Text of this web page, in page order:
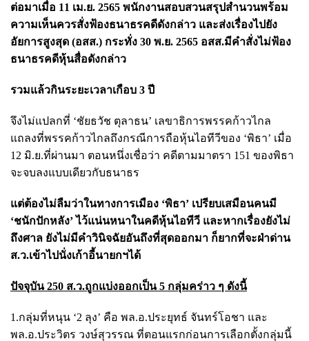
ต่อมาเมื่อ 11 เม.ย. 2565 พนักงานสอบสวนสรุปสำนวนพร้อม
ความเห็นควรสั่งฟ้องธนาธรคดีดังกล่าว และส่งเรื่องไปยัง
อัยการสูงสุด (อสส.) กระทั่ง 30 พ.ย. 2565 อสส.มีคำสั่งไม่ฟ้อง
ธนาธรคดีหุ้นสื่อดังกล่าว
รวมแล้วกินระยะเวลาเกือบ 3 ปี
จึงไม่แปลกที่ ‘ชัยธวัช ตุลาธน’ เลขาธิการพรรคก้าวไกล
แถลงที่พรรคก้าวไกลถึงกรณีการถือหุ้นไอทีวีของ ‘พิธา’ เมื่อ
12 มิ.ย.ที่ผ่านมา ตอนหนึ่งเชื่อว่า คดีตามมาตรา 151 ของพิธา
จะจบลงแบบเดียวกับธนาธร
แต่ต้องไม่ลืมว่าในทางการเมือง ‘พิธา’ เปรียบเสมือนคนมี
‘ชนักปักหลัง’ ไว้แน่นหนาในคดีหุ้นไอทีวี และหากเรื่องยังไม่
ถึงศาล ยังไม่มีคำวินิจฉัยอันถึงที่สุดออกมา ก็ยากที่จะฝ่าด่าน
ส.ว.เข้าไปนั่งเก้าอี้นายกฯได้
ปัจจุบัน 250 ส.ว.ถูกแบ่งออกเป็น 5 กลุ่มคร่าว ๆ ดังนี้
1.กลุ่มที่หนุน ‘2 ลุง’ คือ พล.อ.ประยุทธ์ จันทร์โอชา และ
พล.อ.ประวิตร วงษ์สุวรรณ ที่ตอนแรกก่อนการเลือกตั้งกลุ่มนี้